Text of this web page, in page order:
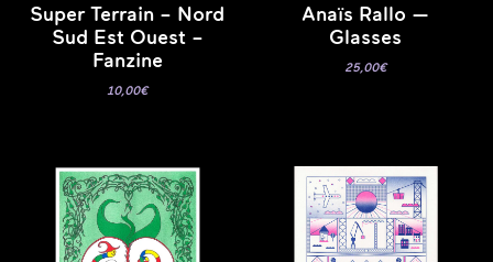
Super Terrain – Nord
Sud Est Ouest –
Fanzine
10,00€
Anaïs Rallo —
Glasses
25,00€